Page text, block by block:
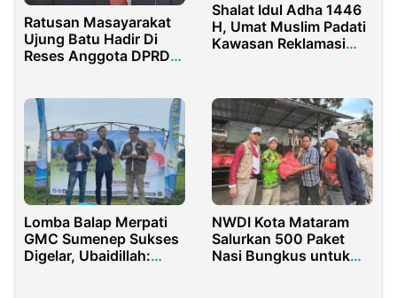
Ratusan Masayarakat
Ujung Batu Hadir Di
Reses Anggota DPRD
Shalat Idul Adha 1446
H, Umat Muslim Padati
Kawasan Reklamasi
Lomba Balap Merpati
GMC Sumenep Sukses
Digelar, Ubaidillah:
NWDI Kota Mataram
Salurkan 500 Paket
Nasi Bungkus untuk